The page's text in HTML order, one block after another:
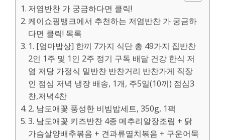
저염반찬 가 궁금하다면 클릭!
케이쇼핑뱅크에서 추천하는 저염반찬 가 궁금하
다면 클릭! 목록
1. [엄마밥상] 한끼 7가지 식단 총 49가지 집반찬
2인 1주 및 1인 2주 정기 구독 배달 건강 한식 저
염 저당 가정식 밑반찬 반찬거리 반찬가게 직장
인 점심 저녁 냉장 배송, 1개, 주5일(10끼) 점심3
찬,저녁4찬
2. 남도애꽃 풍성한 비빔밥세트, 350g, 1팩
3. 남도애꽃 키즈반찬 4종 메추리알장조림 + 닭
가슴살양배추볶음 + 견과류멸치볶음 + 구운어묵